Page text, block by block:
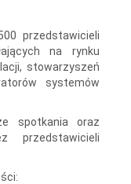
przedstawicieli
na rynku
stowarzyszeń
systemów
spotkania oraz
przedstawicieli